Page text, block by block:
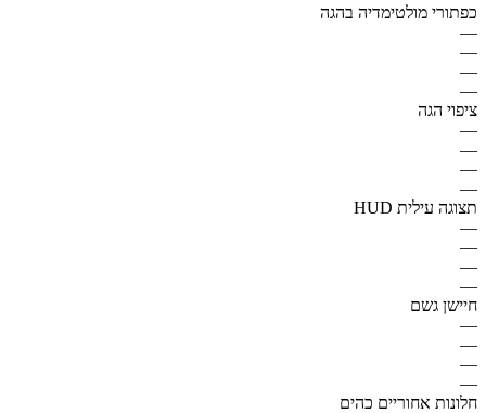
כפתורי מולטימדיה בהגה
—
—
—
—
ציפוי הגה
—
—
—
—
תצוגה עילית HUD
—
—
—
—
חיישן גשם
—
—
—
—
חלונות אחוריים כהים